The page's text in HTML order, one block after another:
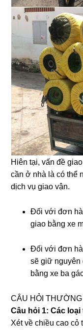
Hiên tại, vấn đề
cần ở nhà là có thể
dịch vụ giao vận.
Đối với đơn
giao bằng xe
Đối với đơn
sẽ giữ nguyên
bằng xe ba
CÂU HỎI THƯỜNG
Câu hỏi 1: Các
Xét về chiều cao cỏ